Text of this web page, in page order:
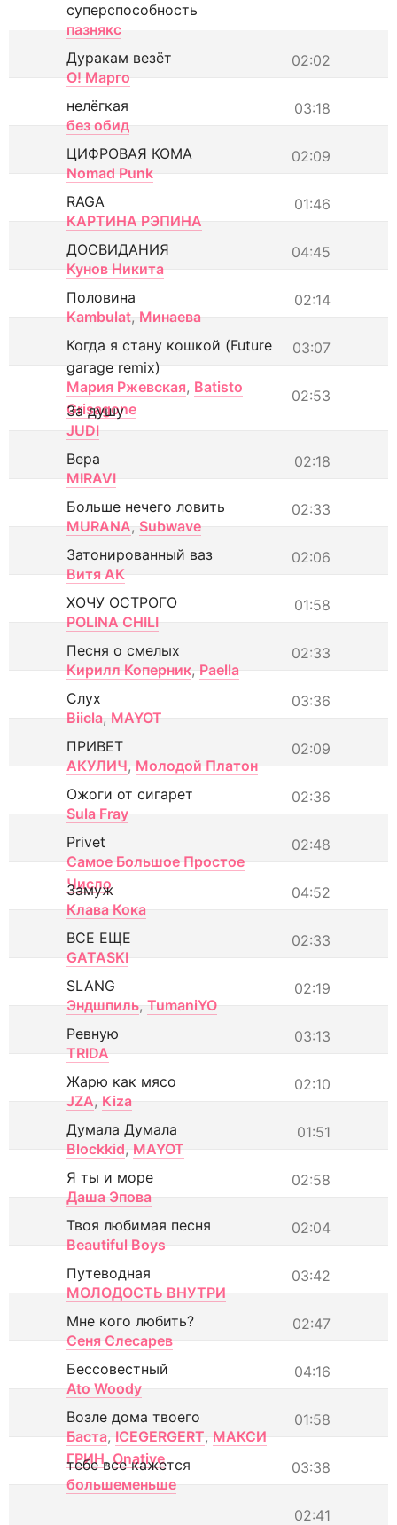
суперспособность
пазнякс
02:02
Дуракам везёт
О! Марго
03:18
нелёгкая
без обид
02:09
ЦИФРОВАЯ КОМА
Nomad Punk
01:46
RAGA
КАРТИНА РЭПИНА
04:45
ДОСВИДАНИЯ
Кунов Никита
02:14
Половина
Kambulat, Минаева
03:07
Когда я стану кошкой (Future
garage remix)
Мария Ржевская, Batisto
Grisagone
02:53
За душу
JUDI
02:18
Вера
MIRAVI
02:33
Больше нечего ловить
MURANA, Subwave
02:06
Затонированный ваз
Витя АК
01:58
ХОЧУ ОСТРОГО
POLINA CHILI
02:33
Песня о смелых
Кирилл Коперник, Paella
03:36
Слух
Biicla, MAYOT
02:09
ПРИВЕТ
АКУЛИЧ, Молодой Платон
02:36
Ожоги от сигарет
Sula Fray
02:48
Privet
Самое Большое Простое
Число
04:52
Замуж
Клава Кока
02:33
ВСЕ ЕЩЕ
GATASKI
02:19
SLANG
Эндшпиль, TumaniYO
03:13
Ревную
TRIDA
02:10
Жарю как мясо
JZA, Kiza
01:51
Думала Думала
Blockkid, MAYOT
02:58
Я ты и море
Даша Эпова
02:04
Твоя любимая песня
Beautiful Boys
03:42
Путеводная
МОЛОДОСТЬ ВНУТРИ
02:47
Мне кого любить?
Сеня Слесарев
04:16
Бессовестный
Ato Woody
01:58
Возле дома твоего
Баста, ICEGERGERT, МАКСИ
ГРИН, Onative 03:38
тебе все кажется
большеменьше
02:41